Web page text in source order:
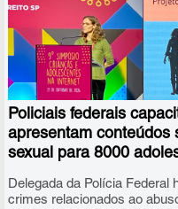
Policiais federais
apresentam conteúdos
sexual para 8000
Delegada da Polícia Federal
crimes relacionados ao